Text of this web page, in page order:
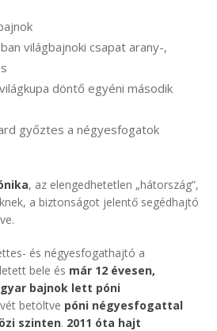
világbajnoki csapat arany-,
döntő egyéni második
győztes a négyesfogatok
, az elengedhetetlen „hátország”,
a biztonságot jelentő segédhajtó
és négyesfogathajtó a
bele és már 12 évesen,
bajnok lett póni
betöltve póni négyesfogattal
szinten. 2011 óta hajt